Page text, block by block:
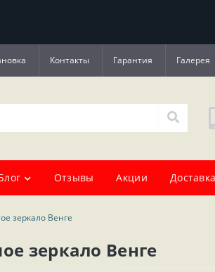
Контакты Гарантия Галерея
Отзывы Акции
зеркало Венге
зеркало Венге